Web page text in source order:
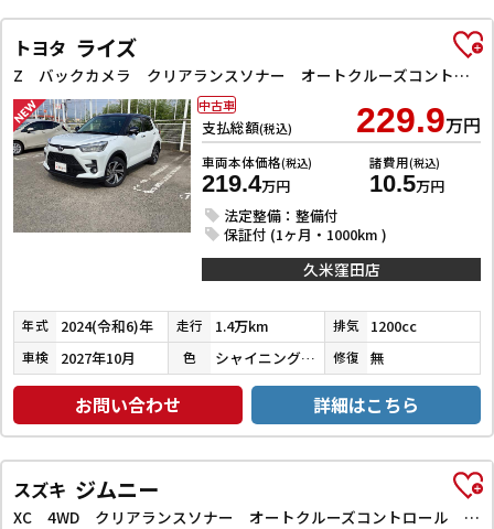
トヨタ ライズ
Z バックカメラ クリアランスソナー オートクルーズコントロール レーンアシスト 衝突被害軽減システム TV LEDヘッドランプ アルミホイール スマートキー アイドリングストップ 電動格納ミラー
支払総額(税込) 229.9万円
車両本体価格(税込)
219.4万円
諸費用(税込)
10.5万円
法定整備：整備付
保証付 (1ヶ月・1000km )
中古車
久米窪田店
年式 2024(令和6)年 走行 1.4万km 排気 1200cc
車検 2027年10月 色 シャイニングホワイトパール／ブラックマイカメタリック 修復 無
お問い合わせ 詳細はこちら
スズキ ジムニー
XC 4WD クリアランスソナー オートクルーズコントロール レーンアシスト 衝突被害軽減システム オートライト ヘッドライトウォッシャー スマートキー アイドリングストップ 電動格納ミラー シートヒーター